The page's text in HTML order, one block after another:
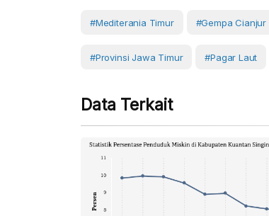
#Mediterania Timur #gempa Cianjur
#provinsi Jawa Timur #Pagar Laut
Data Terkait